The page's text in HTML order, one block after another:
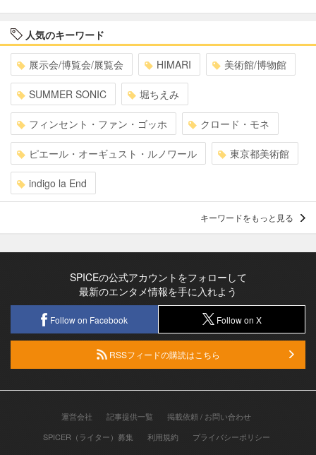
人気のキーワード
展示会/博覧会/展覧会 HIMARI 美術館/博物館
SUMMER SONIC 堀ちえみ
フィンセント・ファン・ゴッホ クロード・モネ
ピエール・オーギュスト・ルノワール 東京都美術館
indigo la End
キーワードをもっと見る
SPICEの公式アカウントをフォローして
最新のエンタメ情報を手に入れよう
Follow on Facebook Follow on X
RSSフィードの購読はこちら
運営会社 記事提供一覧
掲載依頼 / お問い合わせ
SPICER（ライター）募集
利用規約 プライバシーポリシー